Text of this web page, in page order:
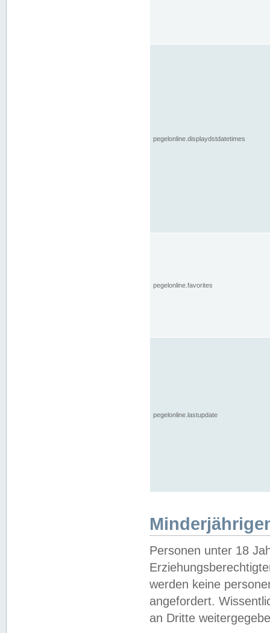
pegelonline.displaydstdatetimes
pegelonline.favorites
pegelonline.lastupdate
Personen unter 18
werden keine
angefordert.
an Dritte